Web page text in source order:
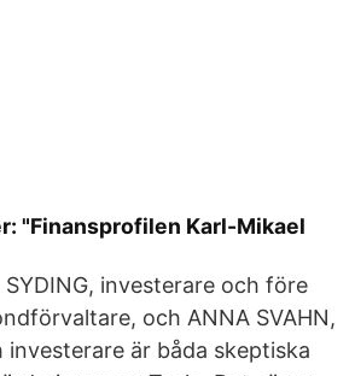
"Finansprofilen Karl-Mikael
SYDING, investerare och före
och ANNA SVAHN,
är båda skeptiska